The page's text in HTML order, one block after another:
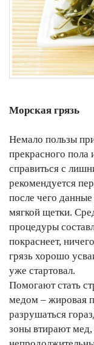
Морская грязь
Немало пользы
прекрасного пола
справиться с
рекомендуется
после чего
мягкой щетки.
процедуры
покраснеет,
грязь хорошо
уже стартовал.
Помогают стать
медом – жировая
разрушаться
зоны втирают